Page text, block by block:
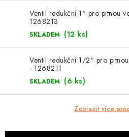
OBCHODNÍ PODMÍNKY
🚚 STAV OBJEDNÁVKY
DOPRAVA A PLATBA
VRÁCENÍ ZBOŽÍ A REKLAMACE
Ventil redukční 1“ pro pitnou
1268213
SKLADEM (12 ks)
Ventil redukční 1/2“ pro
- 1268211
SKLADEM (6 ks)
Zobrazit více